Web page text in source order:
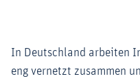
In Deutschland arbeiten
eng vernetzt zusammen